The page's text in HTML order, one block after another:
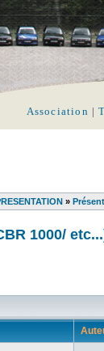
Association |
»
1000/